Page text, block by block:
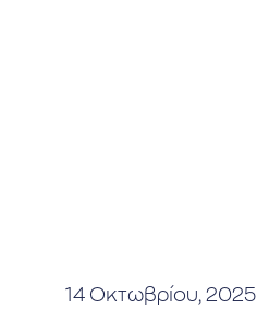
14 Οκτωβρίου, 2025